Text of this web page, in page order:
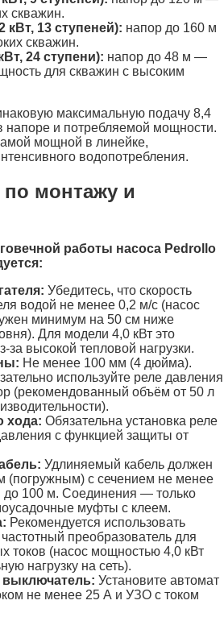
скважин.
кВт, 13 ступеней): напор до 160 м
скважин.
24 ступени): напор до 48 м —
для скважин с высоким
максимальную подачу 8,4
напоре и потребляемой мощности.
мощной в линейке,
водопотребления.
монтажу и
работы насоса Pedrollo
Убедитесь, что скорость
водой не менее 0,2 м/с (насос
минимум на 50 см ниже
Для модели 4,0 кВт это
за высокой тепловой нагрузки.
Не менее 100 мм (4 дюйма).
используйте реле давления
(рекомендованный объём от 50 л
хода: Обязательна установка реле
с функцией защиты от
Удлиняемый кабель должен
(погружным) с сечением не менее
до 100 м. Соединения — только
муфты с клеем.
Рекомендуется использовать
преобразователь для
токов (насос мощностью 4,0 кВт
нагрузку на сеть).
выключатель: Установите автомат
не менее 25 А и УЗО с током